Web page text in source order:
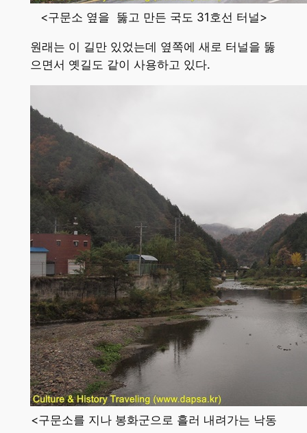
<구문소 옆을 뚫고 만든 국도 31호선 터널>
원래는 이 길만 있었는데 옆쪽에 새로 터널을 뚫
으면서 옛길도 같이 사용하고 있다.
<구문소를 지나 봉화군으로 흘러 내려가는 낙동